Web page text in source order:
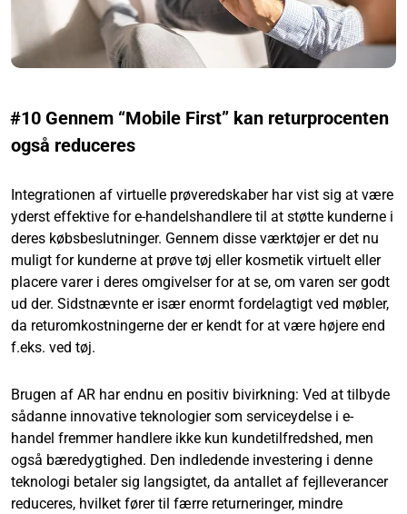
#10 Gennem “Mobile First” kan returprocenten
også reduceres
Integrationen af virtuelle prøveredskaber har vist sig at være
yderst effektive for e-handelshandlere til at støtte kunderne i
deres købsbeslutninger. Gennem disse værktøjer er det nu
muligt for kunderne at prøve tøj eller kosmetik virtuelt eller
placere varer i deres omgivelser for at se, om varen ser godt
ud der. Sidstnævnte er især enormt fordelagtigt ved møbler,
da returomkostningerne der er kendt for at være højere end
f.eks. ved tøj.
Brugen af AR har endnu en positiv bivirkning: Ved at tilbyde
sådanne innovative teknologier som serviceydelse i e-
handel fremmer handlere ikke kun kundetilfredshed, men
også bæredygtighed. Den indledende investering i denne
teknologi betaler sig langsigtet, da antallet af fejlleverancer
reduceres, hvilket fører til færre returneringer, mindre